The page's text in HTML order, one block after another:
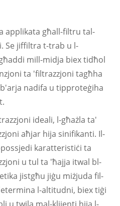
applikata għall-filtru tal-
Se jiffiltra t-trab u l-
mill-midja biex tidħol
ta 'filtrazzjoni tagħha
nadifa u tipproteġiha
ideali, l-għażla ta'
aħjar hija sinifikanti. Il-
karatteristiċi ta
u tul ta 'ħajja itwal bl-
jistgħu jiġu miżjuda fil-
l-altitudni, biex tiġi